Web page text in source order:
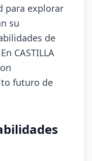
para explorar
su
de
CASTILLA
futuro de